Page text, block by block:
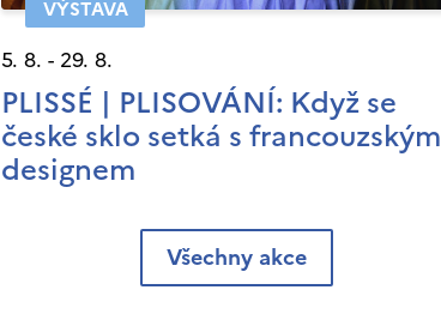
VÝSTAVA
5. 8. - 29. 8.
PLISSÉ | PLISOVÁNÍ: Když se
české sklo setká s francouzským
designem
Všechny akce